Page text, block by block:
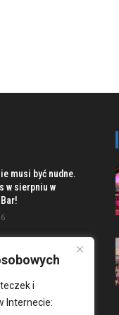
i
Internecie:
musi być nudne.
w sierpniu w
podczas eventu